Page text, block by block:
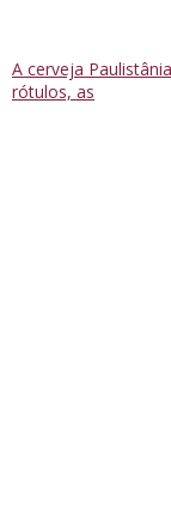
A cerveja
rótulos, as